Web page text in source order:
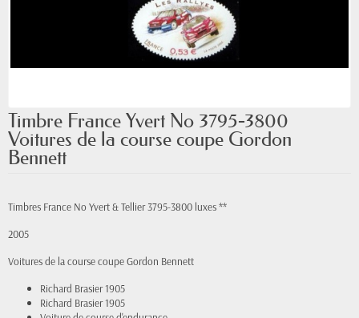
Timbre France Yvert No 3795-3800
Voitures de la course coupe Gordon
Bennett
Timbres France No Yvert & Tellier 3795-3800 luxes **
2005
Voitures de la course coupe Gordon Bennett
Richard Brasier 1905
Richard Brasier 1905